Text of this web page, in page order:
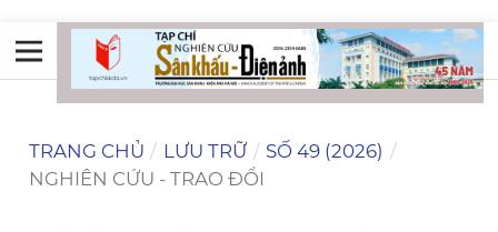
TRANG CHỦ / LƯU TRỮ / SỐ 49 (2026) /
NGHIÊN CỨU - TRAO ĐỔI